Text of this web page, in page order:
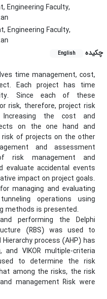
Engineering Faculty,
Engineering Faculty,
چکیده
English
time management, cost,
Each project has time
Since each of these
risk, therefore, project risk
the cost and
on the one hand and
of projects on the other
and assessment
risk management and
accidental events
impact on project goals.
managing and evaluating
operations using
methods is presented.
performing the Delphi
(RBS) was used to
process (AHP) has
VIKOR multiple-criteria
to determine the risk
among the risks, the risk
management Risk were